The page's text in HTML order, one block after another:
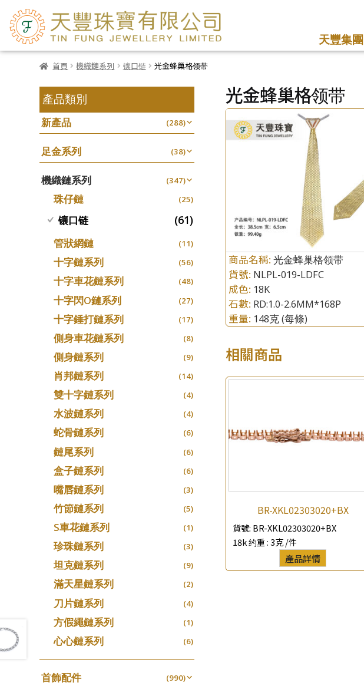
天豐集團
首頁 機織鏈系列 镶口链 光金蜂巢格领带
光金蜂巢格领带
產品查詢
*e-mail
查詢以下產品
商品名稱: 光金蜂巢格领带
貨號: NLPL-019-LDFC
成色: 18K
石數: RD:1.0-2.6MM*168P
重量: 148克(每條)
相關商品
BR-XKL02303020+BX
貨號: BR-XKL02303020+BX
18k 约重 :3克 /件
產品詳情
產品類別
新產品 (288)
足金系列 (38)
機織鏈系列 (347)
珠仔鏈 (25)
镶口链 (61)
管狀網鏈 (11)
十字鏈系列 (56)
十字車花鏈系列 (48)
十字閃O鏈系列 (27)
十字錘打鏈系列 (17)
側身車花鏈系列 (8)
側身鏈系列 (9)
肖邦鏈系列 (14)
雙十字鏈系列 (4)
水波鏈系列 (4)
蛇骨鏈系列 (6)
鏈尾系列 (6)
盒子鏈系列 (6)
嘴唇鏈系列 (3)
竹節鏈系列 (5)
S車花鏈系列 (1)
珍珠鏈系列 (3)
坦克鏈系列 (9)
滿天星鏈系列 (2)
刀片鏈系列 (4)
方假繩鏈系列 (1)
心心鏈系列 (6)
首飾配件 (990)